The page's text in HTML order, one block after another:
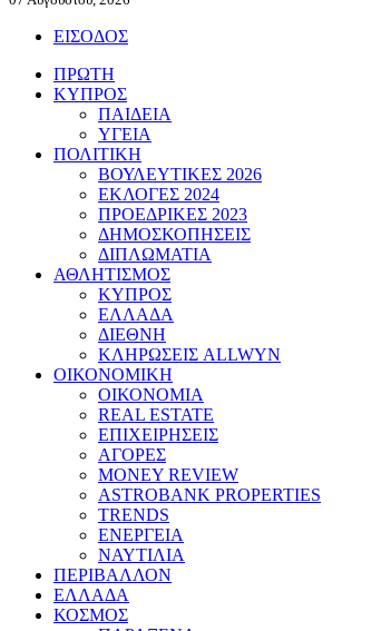
ΕΙΣΟΔΟΣ
ΠΡΩΤΗ
ΚΥΠΡΟΣ
ΠΑΙΔΕΙΑ
ΥΓΕΙΑ
ΠΟΛΙΤΙΚΗ
ΒΟΥΛΕΥΤΙΚΕΣ 2026
ΕΚΛΟΓΕΣ 2024
ΠΡΟΕΔΡΙΚΕΣ 2023
ΔΗΜΟΣΚΟΠΗΣΕΙΣ
ΔΙΠΛΩΜΑΤΙΑ
ΑΘΛΗΤΙΣΜΟΣ
ΚΥΠΡΟΣ
ΕΛΛΑΔΑ
ΔΙΕΘΝΗ
ΚΛΗΡΩΣΕΙΣ ALLWYN
ΟΙΚΟΝΟΜΙΚΗ
ΟΙΚΟΝΟΜΙΑ
REAL ESTATE
ΕΠΙΧΕΙΡΗΣΕΙΣ
ΑΓΟΡΕΣ
MONEY REVIEW
ASTROBANK PROPERTIES
TRENDS
ΕΝΕΡΓΕΙΑ
ΝΑΥΤΙΛΙΑ
ΠΕΡΙΒΑΛΛΟΝ
ΕΛΛΑΔΑ
ΚΟΣΜΟΣ